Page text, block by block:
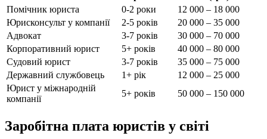
Помічник юриста
0-2 роки
12 000 – 18 000
Юрисконсульт у компанії
2-5 років
20 000 – 35 000
Адвокат
3-7 років
30 000 – 70 000
Корпоративний юрист
5+ років
40 000 – 80 000
Судовий юрист
3-7 років
35 000 – 75 000
Державний службовець
1+ рік
12 000 – 25 000
Юрист у міжнародній
компанії
5+ років 50 000 – 150 000
Заробітна плата юристів у світі